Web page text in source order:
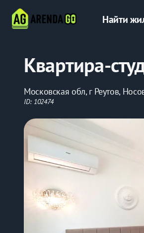
Найти
Квартира-
Московская обл, г Реутов,
ID: 102474